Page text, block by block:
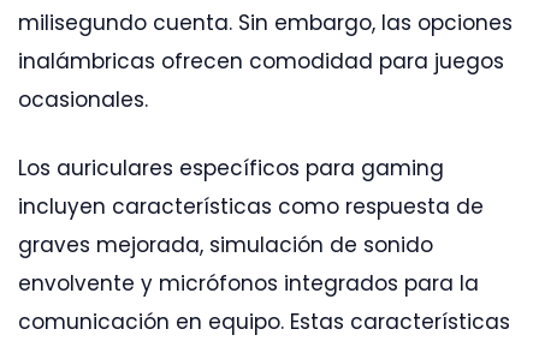
milisegundo cuenta. Sin embargo, las opciones
inalámbricas ofrecen comodidad para juegos
ocasionales.
Los auriculares específicos para gaming
incluyen características como respuesta de
graves mejorada, simulación de sonido
envolvente y micrófonos integrados para la
comunicación en equipo. Estas características